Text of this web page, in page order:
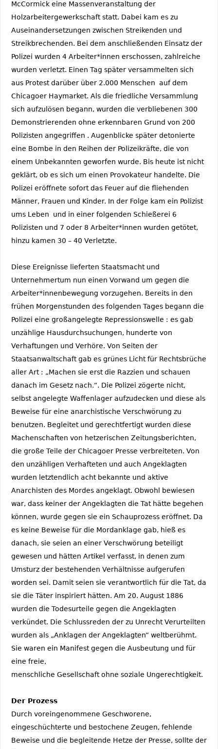
McCormick eine Massenveranstaltung der
Holzarbeitergewerkschaft statt. Dabei kam es zu
Auseinandersetzungen zwischen Streikenden und
Streikbrechenden. Bei dem anschließenden Einsatz der
Polizei wurden 4 Arbeiter*innen erschossen, zahlreiche
wurden verletzt. Einen Tag später versammelten sich
aus Protest darüber über 2.000 Menschen auf dem
Chicagoer Haymarket. Als die friedliche Versammlung
sich aufzulösen begann, wurden die verbliebenen 300
Demonstrierenden ohne erkennbaren Grund von 200
Polizisten angegriffen . Augenblicke später detonierte
eine Bombe in den Reihen der Polizeikräfte, die von
einem Unbekannten geworfen wurde. Bis heute ist nicht
geklärt, ob es sich um einen Provokateur handelte. Die
Polizei eröffnete sofort das Feuer auf die fliehenden
Männer, Frauen und Kinder. In der Folge kam ein Polizist
ums Leben und in einer folgenden Schießerei 6
Polizisten und 7 oder 8 Arbeiter*innen wurden getötet,
hinzu kamen 30 – 40 Verletzte.
Diese Ereignisse lieferten Staatsmacht und
Unternehmertum nun einen Vorwand um gegen die
Arbeiter*innenbewegung vorzugehen. Bereits in den
frühen Morgenstunden des folgenden Tages begann die
Polizei eine großangelegte Repressionswelle : es gab
unzählige Hausdurchsuchungen, hunderte von
Verhaftungen und Verhöre. Von Seiten der
Staatsanwaltschaft gab es grünes Licht für Rechtsbrüche
aller Art : „Machen sie erst die Razzien und schauen
danach im Gesetz nach.“. Die Polizei zögerte nicht,
selbst angelegte Waffenlager aufzudecken und diese als
Beweise für eine anarchistische Verschwörung zu
benutzen. Begleitet und gerechtfertigt wurden diese
Machenschaften von hetzerischen Zeitungsberichten,
die große Teile der Chicagoer Presse verbreiteten. Von
den unzähligen Verhafteten und auch Angeklagten
wurden letztendlich acht bekannte und aktive
Anarchisten des Mordes angeklagt. Obwohl bewiesen
war, dass keiner der Angeklagten die Tat hätte begehen
können, wurde gegen sie ein Schauprozess eröffnet. Da
es keine Beweise für die Mordanklage gab, hieß es
danach, sie seien an einer Verschwörung beteiligt
gewesen und hätten Artikel verfasst, in denen zum
Umsturz der bestehenden Verhältnisse aufgerufen
worden sei. Damit seien sie verantwortlich für die Tat, da
sie die Täter inspiriert hätten. Am 20. August 1886
wurden die Todesurteile gegen die Angeklagten
verkündet. Die Schlussreden der zu Unrecht Verurteilten
wurden als „Anklagen der Angeklagten“ weltberühmt.
Sie waren ein Manifest gegen die Ausbeutung und für
eine freie,
menschliche Gesellschaft ohne soziale Ungerechtigkeit.
Der Prozess
Durch voreingenommene Geschworene,
eingeschüchterte und bestochene Zeugen, fehlende
Beweise und die begleitende Hetze der Presse, sollte der